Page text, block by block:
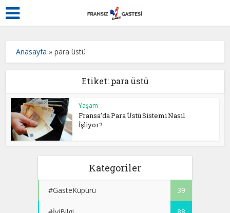
Anasayfa »para üstü
Etiket: para üstü
Yaşam
Fransa’da Para Üstü Sistemi Nasıl
İşliyor?
Kategoriler
#GasteKüpürü 39